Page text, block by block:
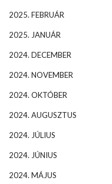
2025. FEBRUÁR
2025. JANUÁR
2024. DECEMBER
2024. NOVEMBER
2024. OKTÓBER
2024. AUGUSZTUS
2024. JÚLIUS
2024. JÚNIUS
2024. MÁJUS